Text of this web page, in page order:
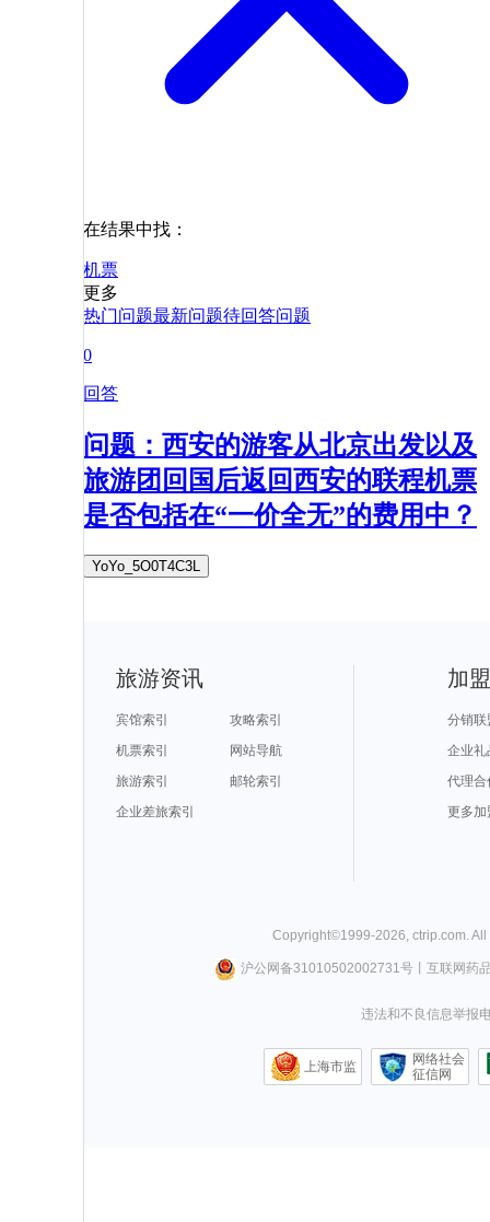
在结果中找：
机票
更多
热门问题最新问题待回答问题
0
回答
问题：西安的游客从北京出发以及
旅游团回国后返回西安的联程机票
是否包括在“一价全无”的费用中？
YoYo_5O0T4C3L
旅游资讯
宾馆索引
攻略索引
机票索引
网站导航
旅游索引
邮轮索引
企业差旅索引
加
分销联
企业礼
代理合
更多加
Copyright©1999-2026 ctrip.com .
沪公网备31010502002731号丨 互联网药
违法和不良信息举报
上海市监
网络社会
征信网